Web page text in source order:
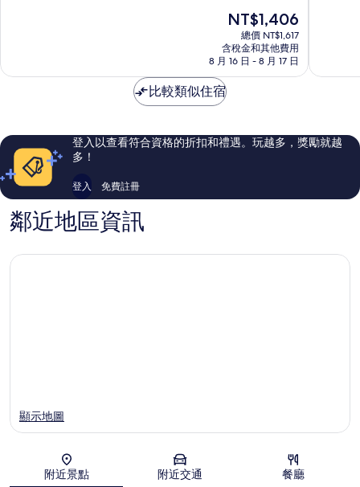
夠
評
論
現
價
格
為
NT$1,406
總價 NT$1,617
含稅金和其他費用
8 月 16 日 - 8 月 17 日
田
常
評
論
比較類似住宿
登入以查看符合資格的折扣和禮遇。玩越多，獎勵就越
多！
登入 免費註冊
鄰近地區資訊
地圖
顯示地圖
附近景點 附近交通 餐廳